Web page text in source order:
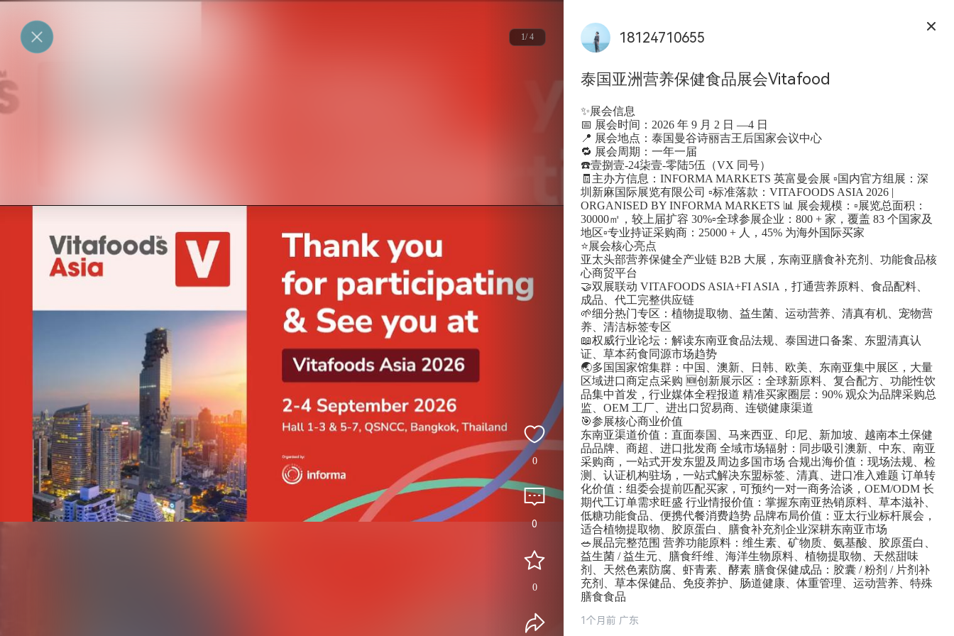
1/ 4
0
0
0
18124710655
泰国亚洲营养保健食品展会Vitafood
✨展会信息
📅 展会时间：2026 年 9 月 2 日 —4 日
📍 展会地点：泰国曼谷诗丽吉王后国家会议中心
🔁 展会周期：一年一届
☎️壹捌壹-24柒壹-零陆5伍（VX 同号）
🧾主办方信息：INFORMA MARKETS 英富曼会展 ▫️国内官方组展：深
圳新麻国际展览有限公司 ▫️标准落款：VITAFOODS ASIA 2026 |
ORGANISED BY INFORMA MARKETS 📊 展会规模：▫️展览总面积：
30000㎡，较上届扩容 30%▫️全球参展企业：800 + 家，覆盖 83 个国家及
地区▫️专业持证采购商：25000 + 人，45% 为海外国际买家
⭐展会核心亮点
亚太头部营养保健全产业链 B2B 大展，东南亚膳食补充剂、功能食品核
心商贸平台
🤝双展联动 VITAFOODS ASIA+FI ASIA，打通营养原料、食品配料、
成品、代工完整供应链
🌱细分热门专区：植物提取物、益生菌、运动营养、清真有机、宠物营
养、清洁标签专区
📖权威行业论坛：解读东南亚食品法规、泰国进口备案、东盟清真认
证、草本药食同源市场趋势
🌏多国国家馆集群：中国、澳新、日韩、欧美、东南亚集中展区，大量
区域进口商定点采购 🆕创新展示区：全球新原料、复合配方、功能性饮
品集中首发，行业媒体全程报道 精准买家圈层：90% 观众为品牌采购总
监、OEM 工厂、进出口贸易商、连锁健康渠道
🎯参展核心商业价值
东南亚渠道价值：直面泰国、马来西亚、印尼、新加坡、越南本土保健
品品牌、商超、进口批发商 全域市场辐射：同步吸引澳新、中东、南亚
采购商，一站式开发东盟及周边多国市场 合规出海价值：现场法规、检
测、认证机构驻场，一站式解决东盟标签、清真、进口准入难题 订单转
化价值：组委会提前匹配买家，可预约一对一商务洽谈，OEM/ODM 长
期代工订单需求旺盛 行业情报价值：掌握东南亚热销原料、草本滋补、
低糖功能食品、便携代餐消费趋势 品牌布局价值：亚太行业标杆展会，
适合植物提取物、胶原蛋白、膳食补充剂企业深耕东南亚市场
🥗展品完整范围 营养功能原料：维生素、矿物质、氨基酸、胶原蛋白、
益生菌 / 益生元、膳食纤维、海洋生物原料、植物提取物、天然甜味
剂、天然色素防腐、虾青素、酵素 膳食保健成品：胶囊 / 粉剂 / 片剂补
充剂、草本保健品、免疫养护、肠道健康、体重管理、运动营养、特殊
膳食食品
1个月前 广东